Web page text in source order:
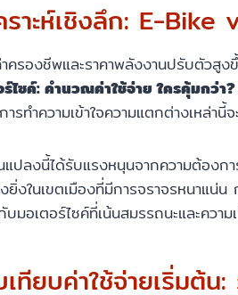
ราะห์เชิงลึก: E-Bike
าครองชีพและราคาพลังงานปรับตัวสู
ไซค์: คำนวณค่าใช้จ่าย ใครคุ้มกว่า?
รทำความเข้าใจความแตกต่างเหล่า
แปลงนี้ได้รับแรงหนุนจากความต้องก
งยิ่งในเขตเมืองที่มีการจราจรหนาแน่
มอเตอร์ไซค์ที่เน้นสมรรถนะและควา
ทียบค่าใช้จ่ายเริ่มต้น